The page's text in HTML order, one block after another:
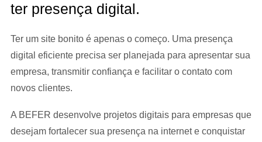
ter presença digital.
Ter um site bonito é apenas o começo. Uma presença
digital eficiente precisa ser planejada para apresentar sua
empresa, transmitir confiança e facilitar o contato com
novos clientes.
A BEFER desenvolve projetos digitais para empresas que
desejam fortalecer sua presença na internet e conquistar